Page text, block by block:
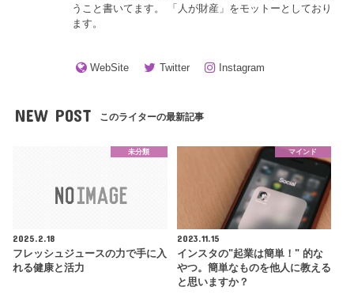
うこと書いてます。 「人が財産」をモットーとしており
ます。
WebSite Twitter Instagram
NEW POST このライターの最新記事
未分類
2025.2.18
フレッシュジュースの力で手に入
れる健康と活力
マインド
2023.11.15
インスタの"起業は簡単！" 的な
やつ。簡単なものを他人に教える
と思いますか？